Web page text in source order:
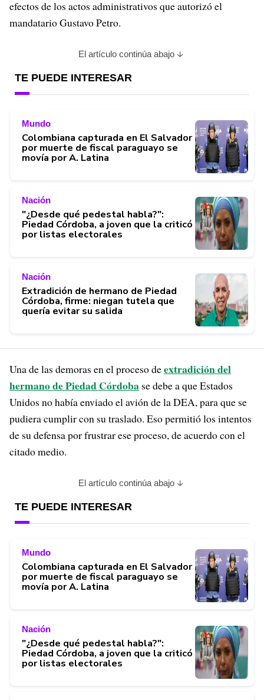
efectos de los actos administrativos que autorizó el
mandatario Gustavo Petro.
El artículo continúa abajo
TE PUEDE INTERESAR
Mundo
Colombiana capturada en El Salvador
por muerte de fiscal paraguayo se
movía por A. Latina
Nación
"¿Desde qué pedestal habla?":
Piedad Córdoba, a joven que la criticó
por listas electorales
Nación
Extradición de hermano de Piedad
Córdoba, firme: niegan tutela que
quería evitar su salida
Una de las demoras en el proceso deextradición del
hermano de Piedad Córdoba se debe a que Estados
Unidos no había enviado el avión de la DEA, para que se
pudiera cumplir con su traslado. Eso permitió los intentos
de su defensa por frustrar ese proceso, de acuerdo con el
citado medio.
El artículo continúa abajo
TE PUEDE INTERESAR
Mundo
Colombiana capturada en El Salvador
por muerte de fiscal paraguayo se
movía por A. Latina
Nación
"¿Desde qué pedestal habla?":
Piedad Córdoba, a joven que la criticó
por listas electorales